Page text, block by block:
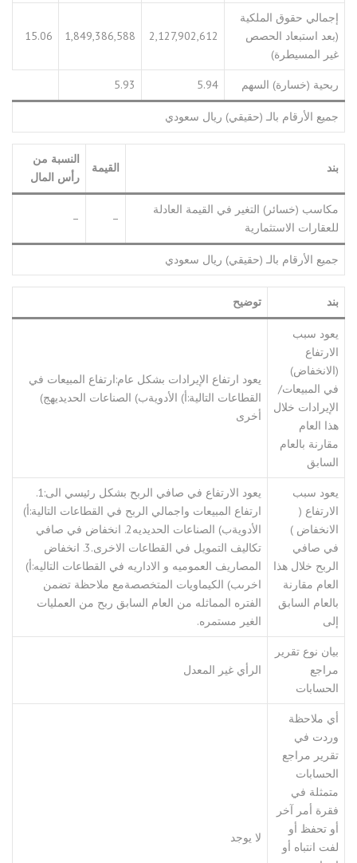
إجمالي حقوق الملكية
(بعد استبعاد الحصص
غير المسيطرة)
2,127,902,612
1,849,386,588
15.06
ربحية (خسارة) السهم 5.94
5.93
جميع الأرقام بالـ (حقيقي) ريال سعودي
بند القيمة
النسبة من
رأس المال
مكاسب (خسائر) التغير في القيمة العادلة
للعقارات الاستثمارية
–
–
جميع الأرقام بالـ (حقيقي) ريال سعودي
بند توضيح
يعود سبب
الارتفاع
(الانخفاض)
في المبيعات/
الإيرادات خلال
هذا العام
مقارنة بالعام
السابق
يعود ارتفاع الإيرادات بشكل عام:ارتفاع المبيعات في
القطاعات التالية:أ) الأدويةب) الصناعات الحديديهج)
أخرى
يعود سبب
الارتفاع (
الانخفاض )
في صافي
الربح خلال هذا
العام مقارنة
بالعام السابق
إلى
يعود الارتفاع في صافي الربح بشكل رئيسي الى:1.
ارتفاع المبيعات واجمالي الربح في القطاعات التالية:أ)
الأدويةب) الصناعات الحديديه2. انخفاض في صافي
تكاليف التمويل في القطاعات الاخرى.3. انخفاض
المصاريف العموميه و الاداريه في القطاعات التاليه:أ)
اخرىب) الكيماويات المتخصصةمع ملاحظة تضمن
الفتره المماثله من العام السابق ربح من العمليات
الغير مستمره.
بيان نوع تقرير
مراجع
الحسابات
الرأي غير المعدل
أي ملاحظة
وردت في
تقرير مراجع
الحسابات
متمثلة في
فقرة أمر آخر
أو تحفظ أو
لفت انتباه أو
لا يوجد